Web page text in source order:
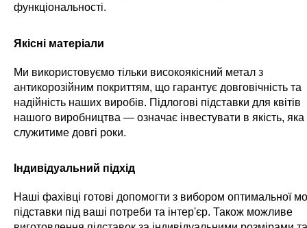
функціональності.
Якісні матеріали
Ми використовуємо тільки високоякісний метал з
антикорозійним покриттям, що гарантує довговічність та
надійність наших виробів. Підлогові підставки для квітів
нашого виробництва — означає інвестувати в якість, яка
служитиме довгі роки.
Індивідуальний підхід
Наші фахівці готові допомогти з вибором оптимальної
підставки під ваші потреби та інтер'єр. Також можливе